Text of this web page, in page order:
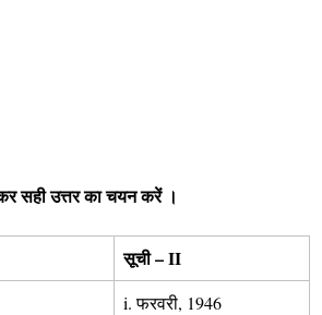
सही उत्तर का चयन करें ।
सूची – II
i. फरवरी, 1946